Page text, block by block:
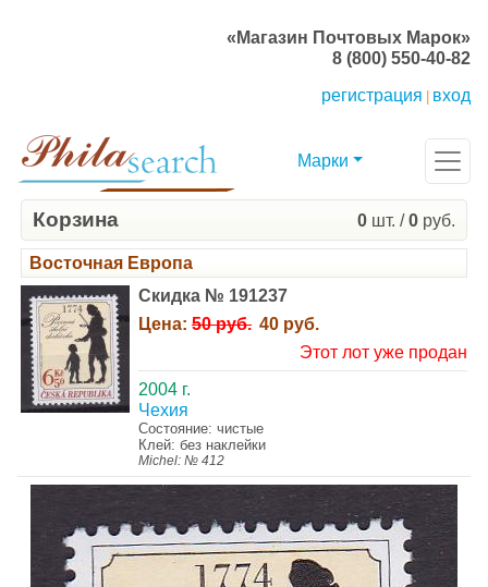
«Магазин Почтовых Марок»
8 (800) 550-40-82
регистрация
вход
Марки
Корзина 0 шт. /0 руб.
Восточная Европа
Скидка № 191237
Цена: 50 руб. 40 руб.
Этот лот уже продан
2004 г.
Чехия
Состояние: чистые
Клей: без наклейки
Michel: № 412